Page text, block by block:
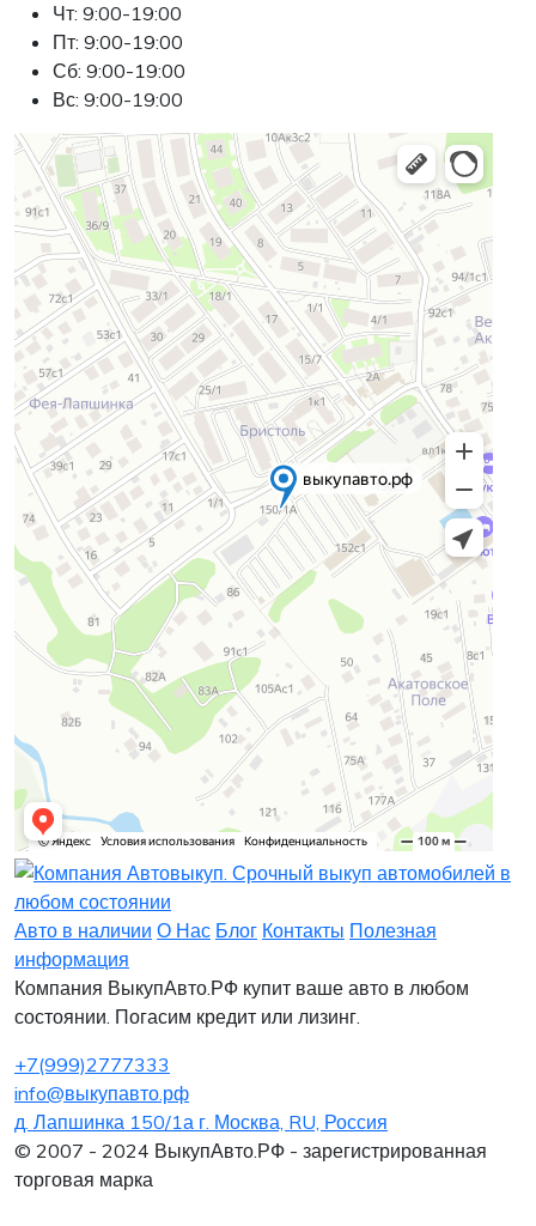
Чт: 9:00-19:00
Пт: 9:00-19:00
Сб: 9:00-19:00
Вс: 9:00-19:00
Заявка на лизинг
Я согласенна обработку персональных данных
Заявка на комиссию
Заявка на кредит
Я согласенна обработку персональных данных
Заявка на выкуп
Заполните, пожалуйста, форму.
Хочу заказать автомобиль
Заполните, пожалуйста, форму.
Оставить заявку
Авто в наличии О Нас Блог Контакты Полезная
информация
Компания ВыкупАвто.РФ купит ваше авто в любом
состоянии. Погасим кредит или лизинг.
+7(999)2777333
info@выкупавто.рф
д. Лапшинка 150/1а г. Москва, RU, Россия
© 2007 - 2024 ВыкупАвто.РФ - зарегистрированная
торговая марка